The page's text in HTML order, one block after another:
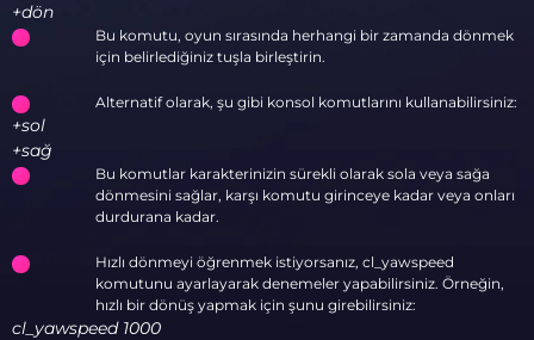
+dön
Bu komutu, oyun sırasında herhangi bir zamanda dönmek
için belirlediğiniz tuşla birleştirin.
Alternatif olarak, şu gibi konsol komutlarını kullanabilirsiniz:
+sol
+sağ
Bu komutlar karakterinizin sürekli olarak sola veya sağa
dönmesini sağlar, karşı komutu girinceye kadar veya onları
durdurana kadar.
Hızlı dönmeyi öğrenmek istiyorsanız, cl_yawspeed
komutunu ayarlayarak denemeler yapabilirsiniz. Örneğin,
hızlı bir dönüş yapmak için şunu girebilirsiniz:
cl_yawspeed 1000